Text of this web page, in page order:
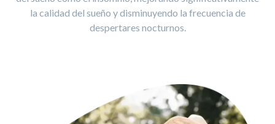
la calidad del sueño y disminuyendo la frecuencia de
despertares nocturnos.